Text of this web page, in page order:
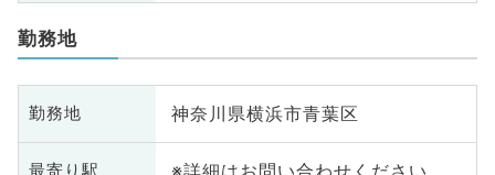
勤務地
勤務地 神奈川県横浜市青葉区
最寄り駅